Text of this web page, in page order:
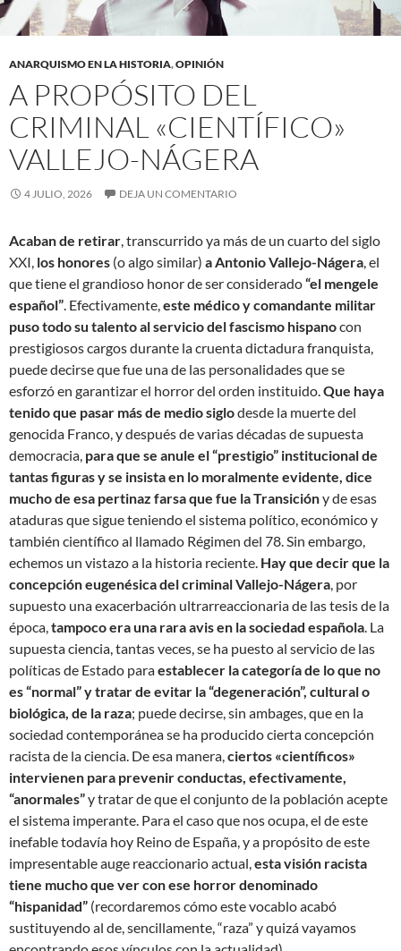
ANARQUISMO EN LA HISTORIA,OPINIÓN
A PROPÓSITO DEL
CRIMINAL «CIENTÍFICO»
VALLEJO-NÁGERA
4 JULIO, 2026 DEJA UN COMENTARIO
Acaban de retirar, transcurrido ya más de un cuarto del siglo
XXI, los honores (o algo similar) a Antonio Vallejo-Nágera, el
que tiene el grandioso honor de ser considerado“el mengele
español”. Efectivamente,este médico y comandante militar
puso todo su talento al servicio del fascismo hispanocon
prestigiosos cargos durante la cruenta dictadura franquista,
puede decirse que fue una de las personalidades que se
esforzó en garantizar el horror del orden instituido.Que haya
tenido que pasar más de medio siglodesde la muerte del
genocida Franco, y después de varias décadas de supuesta
democracia, para que se anule el “prestigio” institucional de
tantas figuras y se insista en lo moralmente evidente, dice
mucho de esa pertinaz farsa que fue la Transicióny de esas
ataduras que sigue teniendo el sistema político, económico y
también científico al llamado Régimen del 78. Sin embargo,
echemos un vistazo a la historia reciente. Hay que decir que la
concepción eugenésica del criminal Vallejo-Nágera, por
supuesto una exacerbación ultrarreaccionaria de las tesis de la
época,tampoco era una rara avis en la sociedad española. La
supuesta ciencia, tantas veces, se ha puesto al servicio de las
políticas de Estado paraestablecer la categoría de lo que no
es “normal” y tratar de evitar la “degeneración”, cultural o
biológica, de la raza; puede decirse, sin ambages, que en la
sociedad contemporánea se ha producido cierta concepción
racista de la ciencia. De esa manera,ciertos «científicos»
intervienen para prevenir conductas, efectivamente,
“anormales”y tratar de que el conjunto de la población acepte
el sistema imperante. Para el caso que nos ocupa, el de este
inefable todavía hoy Reino de España, y a propósito de este
impresentable auge reaccionario actual,esta visión racista
tiene mucho que ver con ese horror denominado
“hispanidad” (recordaremos cómo este vocablo acabó
sustituyendo al de, sencillamente, “raza” y quizá vayamos